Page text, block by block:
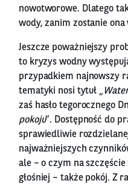
nowotworowe. Dlatego
wody, zanim zostanie ona
Jeszcze poważniejszy
to kryzys wodny
przypadkiem najnowszy
tematyki nosi tytuł „
zaś hasło tegorocznego
pokoju”. Dostępność do
sprawiedliwie
najważniejszych
ale – o czym na
głośniej – także pokój. Z